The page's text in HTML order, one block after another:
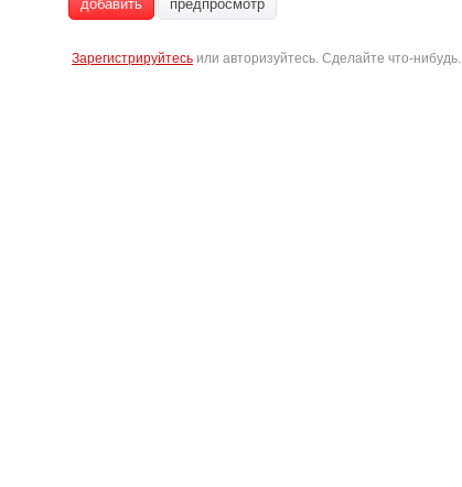
добавить предпросмотр
Зарегистрируйтесь или авторизуйтесь. Сделайте что-нибудь.